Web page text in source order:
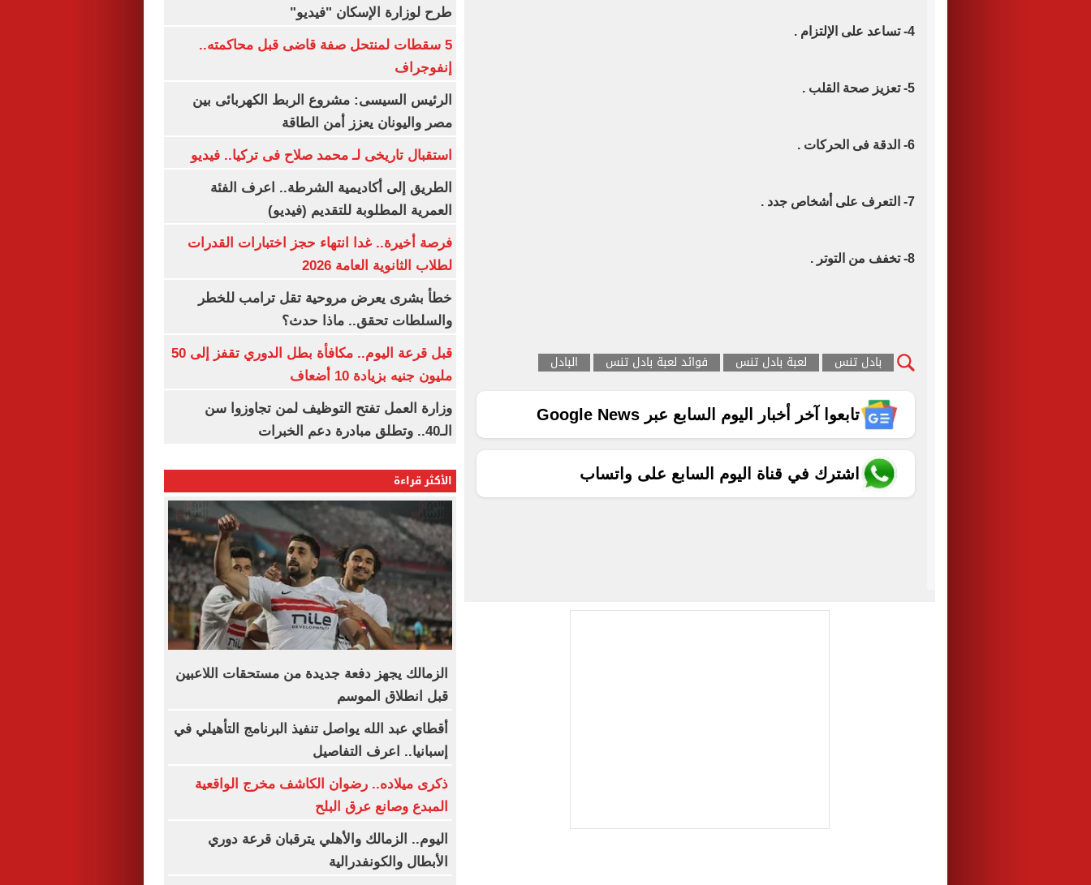
4- تساعد على الإلتزام .
5- تعزيز صحة القلب .
6- الدقة فى الحركات .
7- التعرف على أشخاص جدد .
8- تخفف من التوتر .
بادل تنس لعبة بادل تنس فوائد لعبة بادل تنس البادل
تابعوا آخر أخبار اليوم السابع عبر Google News
اشترك في قناة اليوم السابع على واتساب
طرح لوزارة الإسكان "فيديو"
5 سقطات لمنتحل صفة قاضى قبل محاكمته..
إنفوجراف
الرئيس السيسى: مشروع الربط الكهربائى بين
مصر واليونان يعزز أمن الطاقة
استقبال تاريخى لـ محمد صلاح فى تركيا.. فيديو
الطريق إلى أكاديمية الشرطة.. اعرف الفئة
العمرية المطلوبة للتقديم (فيديو)
فرصة أخيرة.. غدا انتهاء حجز اختبارات القدرات
لطلاب الثانوية العامة 2026
خطأ بشرى يعرض مروحية تقل ترامب للخطر
والسلطات تحقق.. ماذا حدث؟
قبل قرعة اليوم.. مكافأة بطل الدوري تقفز إلى 50
مليون جنيه بزيادة 10 أضعاف
وزارة العمل تفتح التوظيف لمن تجاوزوا سن
الـ40.. وتطلق مبادرة دعم الخبرات
الأكثر قراءة
الزمالك يجهز دفعة جديدة من مستحقات اللاعبين
قبل انطلاق الموسم
أقطاي عبد الله يواصل تنفيذ البرنامج التأهيلي في
إسبانيا.. اعرف التفاصيل
ذكرى ميلاده.. رضوان الكاشف مخرج الواقعية
المبدع وصانع عرق البلح
اليوم.. الزمالك والأهلي يترقبان قرعة دوري
الأبطال والكونفدرالية